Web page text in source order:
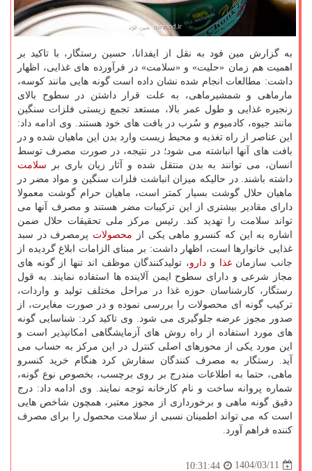
به گزارش مین فود به نقل از ایفدانا، حسین رستگار، با تاکید بر
اهمیت هم زمان «حلیت» و «سلامت» در فرآورده های غذایی، اظهار
داشت: مطالعات انجام شده نشان داده است گونه هایی مانند کوسه،
مارماهی و شمشیرماهی، به علت قرار داشتن در سطوح بالای
زنجیره غذایی و طول عمر بالا، مستعد تجمع زیستی فلزات سنگین
مانند جیوه، کادمیوم و سُرب در بافت های خود هستند. وی ادامه داد:
این عناصر از راه تغذیه و محیط زیست وارد بدن این ماهیان شده و در
بافت های آنها انباشته می شود؛ در نتیجه، در صورت مصرف توسط
انسان، می توانند به بدن منتقل شده و آثار زیان باری بر سلامت
داشته باشند. در حالیکه میزان انباشت فلزات سنگین و مواد مضر در
ماهیان حلال گوشت بسیار کمتر است، ماهیان حرام گوشت معمولا
دارای مقادیر بیشتری از این ترکیبات مضر هستند و مصرف آنها می
تواند سلامت را تهدید کند. رئیس مرکز ملی تحقیقات حلال ضمن
اشاره به این که کنسرو ماهی یکی از محصولات پرمصرف در سبد
غذایی خانوارها است، اظهار داشت: بر مبنای الزامات ابلاغ گردیده از
جانب سازمانغذا و دارو، تولیدکنندگان موظف اند تنها از گونه های
مجاز شرعی و دارای سطوح ایمن آلاینده ها استفاده نمایند. به قول
رستگار، کارشناسان حوزه غذا در مراحل مختلف تولید و واردات،
ترکیب گونه ای محصولات را بررسی نموده و در صورت مغایرت، از
صدور مجوز عرضه جلوگیری می شود. وی تاکید کرد: شناسایی گونه
های مورد استفاده از راه روش های آزمایشگاهی امکانپذیر است و
این مورد یکی از محورهای اصلی کنترل در این مرکز به حساب می
آید. رستگار به مصرف کنندگان سفارش کرد هنگام خرید کنسرو
ماهی، حتما به اطلاعات مندرج بر روی برچسب، بخصوص نوع گونه،
شماره پروانه ساخت و نام کارخانه توجه نمایند. وی ادامه داد: درج
دقیق گونه ماهی و برخورداری از مجوز معتبر، همچون شاخص هایی
است که می تواند اطمینان نسبی از سلامت محصول را برای مصرف
کننده فراهم آورد.
1404/03/11
10:31:44